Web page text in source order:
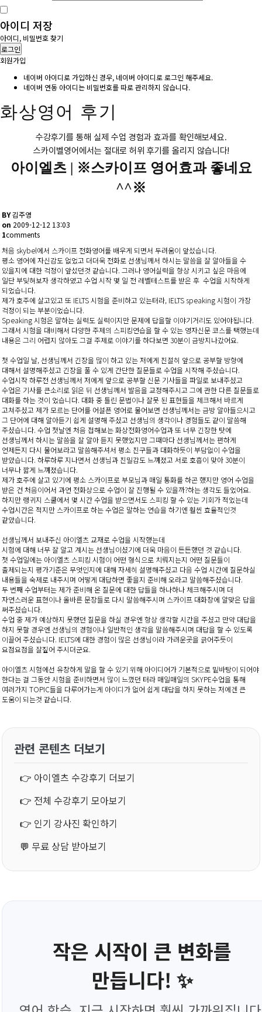
아이디 저장
아이디, 비밀번호 찾기
로그인
회원가입
네이버 아이디로 가입하신 경우, 네이버 아이디로 로그인 해주세요.
네이버 연동 아이디는 비밀번호를 따로 관리하지 않습니다.
화상영어 후기
수강후기를 통해 실제 수업 경험과 효과를 확인해보세요.
스카이벨영어에서는 절대로 허위 후기를 올리지 않습니다!
아이엘츠 | ※스카이프 영어효과 좋네요
^^※
BY김주영
on 2009-12-12 13:03
1comments
처음 skybel에서 스카이프 전화영어를 배우게 되면서 두려움이 앞섰습니다.
평소 영어에 자신감도 없었고 더더욱 전화로 선생님께서 하시는 말씀을 잘 알아들을 수
있을지에 대한 걱정이 앞섰던것 같습니다. 그러나 영어실력을 향상 시키고 싶은 마음에
일단 부딪혀보자 생각하였고 수업 시작 몇 일 전 레벨테스트를 받은 후 수업을 시작하게
되었습니다.
제가 호주에 살고있고 또 IELTS 시험을 준비하고 있는터라, IELTS speaking 시험이 가장
걱정이 되는 부분이었습니다.
Speaking 시험은 말하는 실력도 실력이지만 문제에 답을할 이야기거리도 있어야됩니다.
그래서 시험을 대비해서 다양한 주제의 스피킹연습을 할 수 있는 영자신문 코스를 택했는데
내용은 그리 어렵지 않아도 그걸 주제로 이야기를 하다보면 30분이 금방지나갔어요.
첫 수업일 날, 선생님께서 긴장을 많이 하고 있는 저에게 친절히 앞으로 공부할 방향에
대해서 설명해주셨고 긴장을 풀 수 있게 간단한 질문들로 수업을 시작해 주셨습니다.
수업시작 하루전 선생님께서 저에게 앞으로 공부할 신문 기사들을 파일로 보내주셨고
수업은 기사를 큰소리로 읽은 뒤 선생님께서 발음을 교정해주시고 그에 관한 다른 질문들로
대화를 하는 것이 었습니다. 대화 중 틀린 문법이나 잘못 된 표현들을 체크해서 바르게
고쳐주셨고 제가 모르는 단어를 어설픈 영어로 물어보면 선생님께서는 금방 알아들으시고
그 단어에 대해 알아듣기 쉽게 설명해 주셨고 선생님의 생각이나 경험들도 같이 말씀해
주셨습니다. 수업 첫날엔 처음 접해보는 화상전화영어수업과 또 너무 긴장한 탓에
선생님께서 하시는 말씀을 잘 알아 듣지 못했었지만 그때마다 선생님께서는 편하게
언제든지 다시 물어보라고 말씀해주셔서 평소 친구들과 대화하듯이 부담없이 수업을
받았습니다. 하루하루 지나면서 선생님과 친밀감도 느껴졌고 서로 호흡이 맞아 30분이
너무나 짧게 느껴졌습니다.
제가 호주에 살고 있기에 평소 스카이프로 부모님과 매일 통화를 하곤 했지만 영어 수업을
받은 건 처음이어서 과연 전화상으로 수업이 잘 진행될 수 있을까?하는 생각도 들었어요.
하지만 랭귀지 스쿨에서 몇 시간 수업을 받으면서도 스피킹 할 수 있는 기회가 적었는데
수업시간은 적지만 스카이프로 하는 수업은 말하는 연습을 하기엔 훨씬 효율적인것
같았습니다.
선생님께서 보내주신 아이엘츠 교재로 수업을 시작했는데
시험에 대해 너무 잘 알고 계시는 선생님이셨기에 더욱 마음이 든든했던 것 같습니다.
첫 수업일에는 아이엘츠 스피킹 시험이 어떤 형식으로 치뤄지는지 어떤 질문들이
출제되는지 평가기준은 무엇인지에 대해 자세히 설명해주셨고 다음 수업 시간에 질문하실
내용들을 숙제로 내주시며 어떻게 대답하면 좋을지 준비해 오라고 말씀해주셨습니다.
두 번째 수업부터는 제가 준비해 온 질문에 대한 답들을 하나하나 체크해주시며 더
자연스러운 표현이나 올바른 문장들로 다시 말씀해주시며 스카이프 대화창에 알맞은 답을
써주셨습니다.
수업 중 제가 예상하지 못했던 질문을 하실 경우엔 항상 생각할 시간을 주셨고 만약 대답을
하지 못할 경우엔 선생님의 경험이나 일반적인 생각을 말씀해주시며 대답을 할 수 있도록
이끌어 주셨습니다. IELTS에 대한 경험이 많은 선생님이라 가려운곳을 긁어주듯이
요점요점을 잘짚어 주시더군요.
아이엘츠 시험에선 유창하게 말을 할 수 있기 위해 아이디어가 기본적으로 밑바탕이 되어야
한다는 걸 그동안 시험을 준비하면서 많이 느꼈던 터라 매일매일의 SKYPE수업을 통해
여러가지 TOPIC들을 다루어가는게 아이디가 없어 쉽게 대답을 하지 못하는 저에겐 큰
도움이 되는것 같습니다.
관련 콘텐츠 더보기
👉 아이엘츠 수강후기 더보기
👉 전체 수강후기 모아보기
👉 인기 강사진 확인하기
💬 무료 상담 받아보기
작은 시작이 큰 변화를
만듭니다! ✨